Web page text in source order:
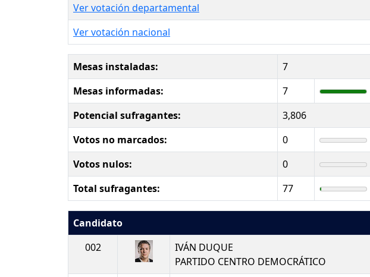
Ver votación departamental
Ver votación nacional
Mesas instaladas:
7
Mesas informadas:
7
Potencial sufragantes:
3,806
Votos no marcados:
0
Votos nulos:
0
Total sufragantes:
77
Candidato
002
IVÁN DUQUE
PARTIDO CENTRO DEMOCRÁTICO